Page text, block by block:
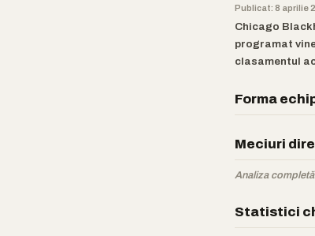
Publicat: 8 aprilie
Chicago
programat
clasamentul
Forma
Meciuri
Analiza
Statistici